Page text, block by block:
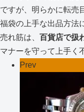
ですが、明らかに転売
福袋の上手な出品方法
売れ筋は、 百貨店で扱
マナーを守って上手く
Prev